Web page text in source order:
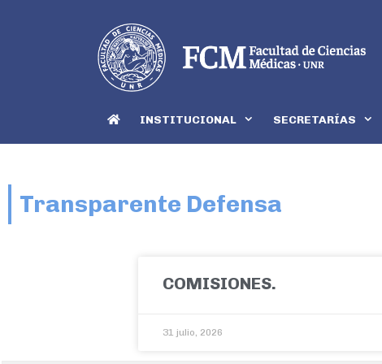
INSTITUCIONAL SECRETARÍAS
Transparente Defensa
COMISIONES.
31 julio, 2026